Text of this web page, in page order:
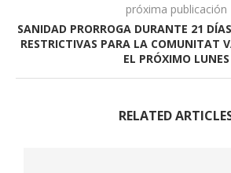
próxima publicación
SANIDAD PRORROGA DURANTE 21
RESTRICTIVAS PARA LA COMUNITAT
EL PRÓXIMO LUNES
RELATED